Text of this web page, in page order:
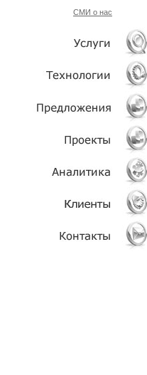
НОВОСТИ
СМИ о нас
УСЛУГИ
ТЕХНОЛОГИИ
ОБЪЕКТЫ
ПРОЕКТЫ
АНАЛИТИКА
КЛИЕНТЫ